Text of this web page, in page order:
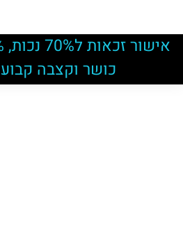
כושר וקצבה קבוע